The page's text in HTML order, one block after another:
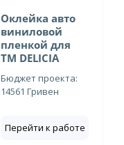
Оклейка авто
виниловой
пленкой для
ТМ DELICIA
Бюджет проекта:
14561 Гривен
Перейти к работе